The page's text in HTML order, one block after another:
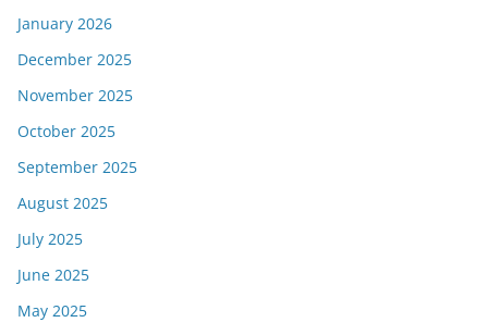
January 2026
December 2025
November 2025
October 2025
September 2025
August 2025
July 2025
June 2025
May 2025